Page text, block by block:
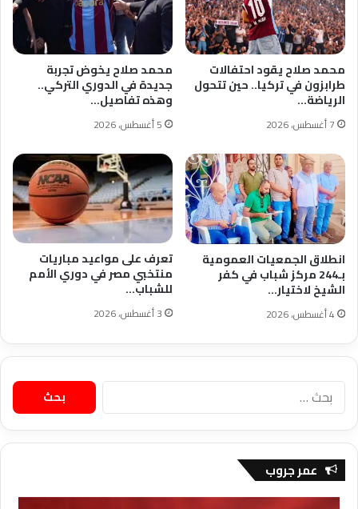
محمد صلاح يقود احتفالات
طرابزون في تركيا.. حين تتحول
الرياضة…
7 أغسطس، 2026
محمد صلاح يخوض تجربة
جديدة في الدوري التركي..
وهذه تفاصيل…
5 أغسطس، 2026
انطلاق الجمعيات العمومية
بـ244 مركز شباب في كفر
الشيخ لاختيار…
4 أغسطس، 2026
تعرف على مواعيد مباريات
منتخبي مصر في دوري الأمم
للشباب…
3 أغسطس، 2026
البحث
عن:
عمر جروب